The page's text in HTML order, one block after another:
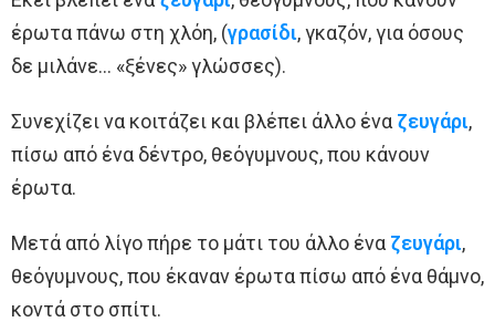
έρωτα πάνω στη χλόη, (γρασίδι, γκαζόν, για όσους
δε μιλάνε… «ξένες» γλώσσες).
Συνεχίζει να κοιτάζει και βλέπει άλλο ένα ζευγάρι,
πίσω από ένα δέντρο, θεόγυμνους, που κάνουν
έρωτα.
Μετά από λίγο πήρε το μάτι του άλλο ένα ζευγάρι,
θεόγυμνους, που έκαναν έρωτα πίσω από ένα θάμνο,
κοντά στο σπίτι.